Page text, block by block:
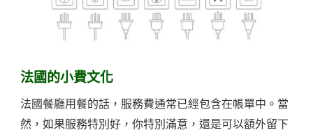
法國的小費文化
法國餐廳用餐的話，服務費通常已經包含在帳單中。當
然，如果服務特別好，你特別滿意，還是可以額外留下